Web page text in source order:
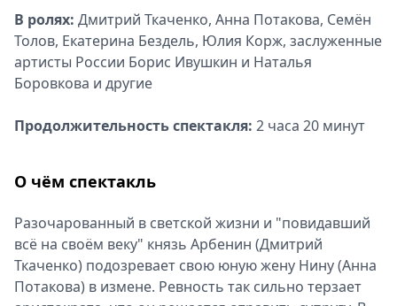
В ролях: Дмитрий Ткаченко, Анна Потакова, Семён
Толов, Екатерина Бездель, Юлия Корж, заслуженные
артисты России Борис Ивушкин и Наталья
Боровкова и другие
Продолжительность спектакля: 2 часа 20 минут
О чём спектакль
Разочарованный в светской жизни и "повидавший
всё на своём веку" князь Арбенин (Дмитрий
Ткаченко) подозревает свою юную жену Нину (Анна
Потакова) в измене. Ревность так сильно терзает